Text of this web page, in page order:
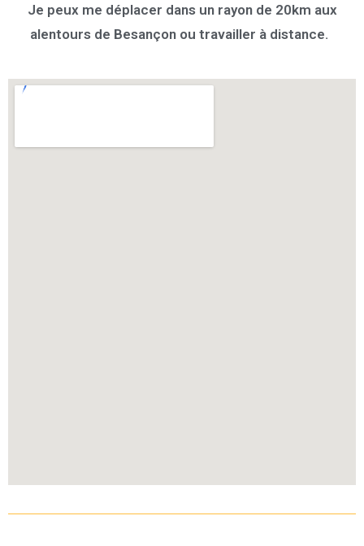
Je peux me déplacer dans un rayon de 20km aux
alentours de Besançon ou travailler à distance.